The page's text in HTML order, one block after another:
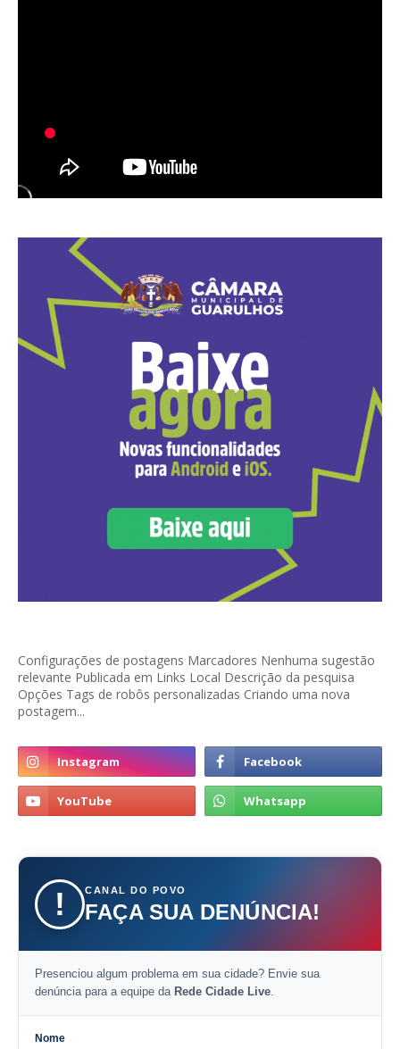
Configurações de postagens Marcadores Nenhuma sugestão
relevante Publicada em Links Local Descrição da pesquisa
Opções Tags de robôs personalizadas Criando uma nova
postagem...
! CANAL DO POVO
FAÇA SUA DENÚNCIA!
Presenciou algum problema em sua cidade? Envie sua
denúncia para a equipe da Rede Cidade Live.
Nome